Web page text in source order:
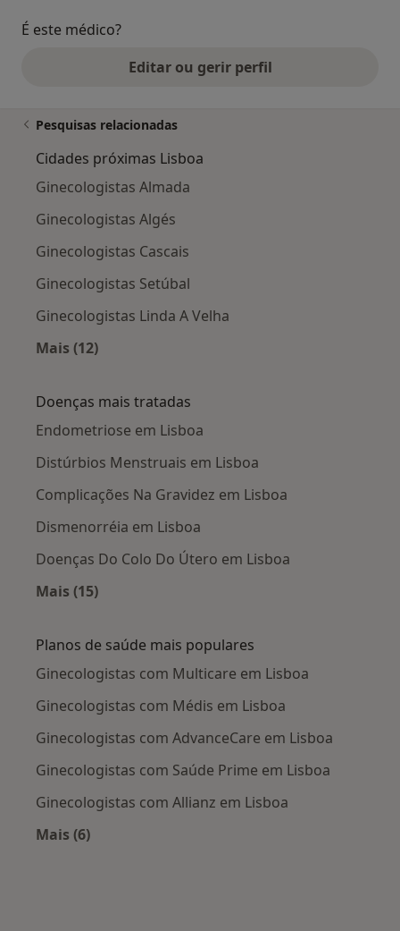
É este médico?
Editar ou gerir perfil
Pesquisas relacionadas
Cidades próximas Lisboa
Ginecologistas Almada
Ginecologistas Algés
Ginecologistas Cascais
Ginecologistas Setúbal
Ginecologistas Linda A Velha
Mais (12)
Doenças mais tratadas
Endometriose em Lisboa
Distúrbios Menstruais em Lisboa
Complicações Na Gravidez em Lisboa
Dismenorréia em Lisboa
Doenças Do Colo Do Útero em Lisboa
Mais (15)
Planos de saúde mais populares
Ginecologistas com Multicare em Lisboa
Ginecologistas com Médis em Lisboa
Ginecologistas com AdvanceCare em Lisboa
Ginecologistas com Saúde Prime em Lisboa
Ginecologistas com Allianz em Lisboa
Mais (6)